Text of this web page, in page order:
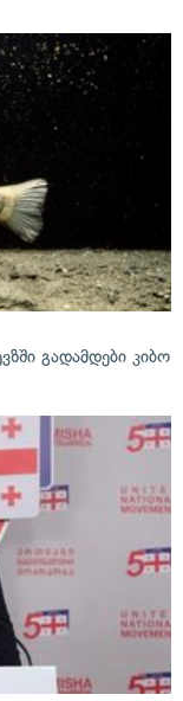
გადამდები კიბო